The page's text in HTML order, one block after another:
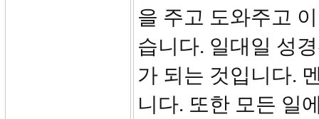
을 주고 도와주고
습니다. 일대일 성
가 되는 것입니다.
니다. 또한 모든 일